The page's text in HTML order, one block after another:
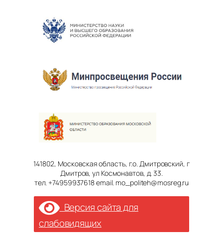
141802, Московская область, г.о. Дмитровский, г
Дмитров, ул Космонавтов, д. 33.
тел. +74959937618 email. mo_politeh@mosreg.ru
Версия сайта для
слабовидящих